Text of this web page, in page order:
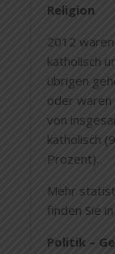
Religion
2012
katholisch
übrigen
oder waren
von
katholisch
Prozent).
Mehr
finden Sie
Politik –